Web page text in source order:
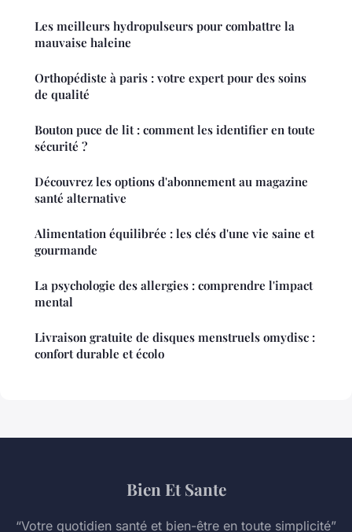
Les meilleurs hydropulseurs pour combattre la
mauvaise haleine
Orthopédiste à paris : votre expert pour des soins
de qualité
Bouton puce de lit : comment les identifier en toute
sécurité ?
Découvrez les options d'abonnement au magazine
santé alternative
Alimentation équilibrée : les clés d'une vie saine et
gourmande
La psychologie des allergies : comprendre l'impact
mental
Livraison gratuite de disques menstruels omydisc :
confort durable et écolo
Bien Et Sante
“Votre quotidien santé et bien-être en toute simplicité”